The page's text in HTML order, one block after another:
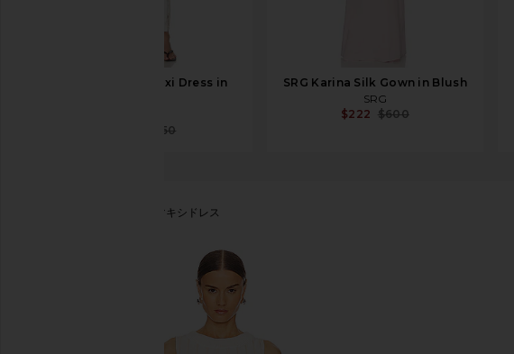
SRG Briar Silk Maxi Dress in
$650
SRG Karina Silk Gown in Blush
SRG
$222 $600
THE MARGOT マキシドレス
お気に入りSancia The Margot Dress in Ecru